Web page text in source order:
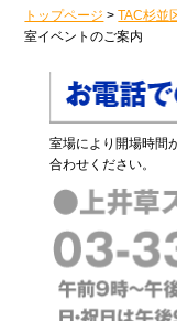
トップページ >TAC杉並
室イベントのご案内
室場により開場時間
合わせください。